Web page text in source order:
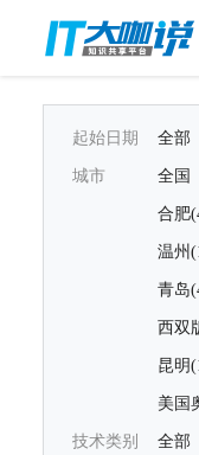
起始日期 全部
城市 全国
合肥
温州
青岛
西双
昆明
美国
技术类别 全部